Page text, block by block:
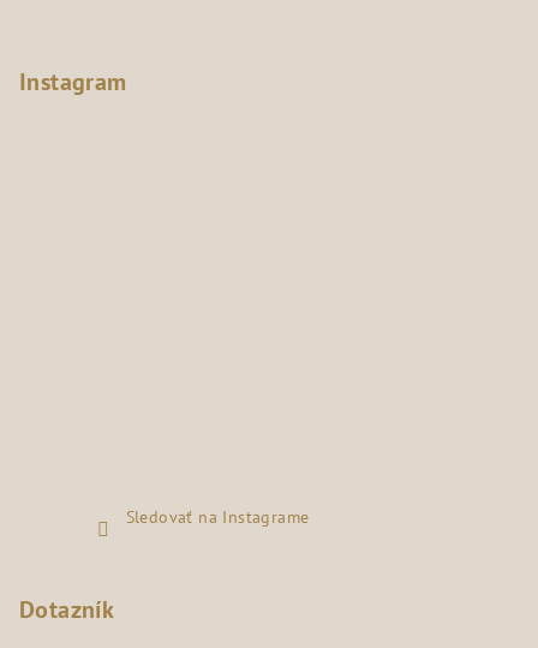
Instagram
Sledovať na Instagrame
Dotazník